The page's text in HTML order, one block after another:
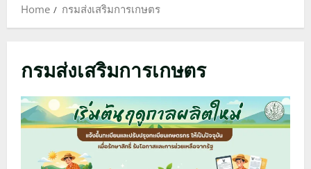
Home กรมส่งเสริมการเกษตร
กรมส่งเสริมการเกษตร